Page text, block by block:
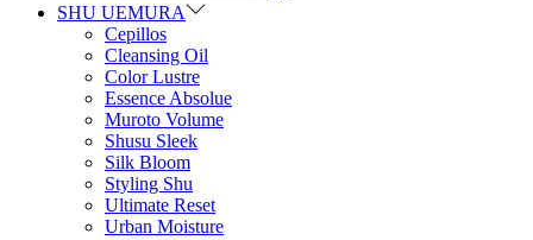
SHU UEMURA
Cepillos
Cleansing Oil
Color Lustre
Essence Absolue
Muroto Volume
Shusu Sleek
Silk Bloom
Styling Shu
Ultimate Reset
Urban Moisture